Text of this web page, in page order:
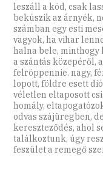
leszáll a köd, csak
bekúszik az árnyék,
számban egy esti
vagyok, ha vihar
halna bele, minthogy
a szántás közepéről,
felröppennie. nagy,
lopott, földre esett
véletlen eltaposott
homály,
odvas szájüregben,
kereszteződés, ahol
találkoztunk, úgy
feszület a remegő